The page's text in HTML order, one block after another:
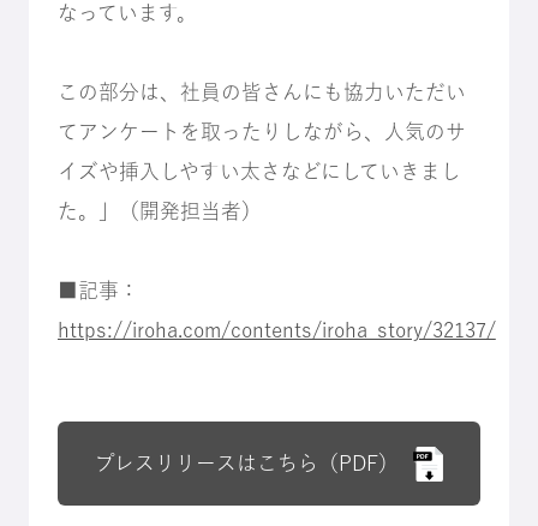
なっています。
この部分は、社員の皆さんにも協力いただい
てアンケートを取ったりしながら、人気のサ
イズや挿入しやすい太さなどにしていきまし
た。」（開発担当者）
■記事：
https://iroha.com/contents/iroha_story/32137/
プレスリリースはこちら（PDF）